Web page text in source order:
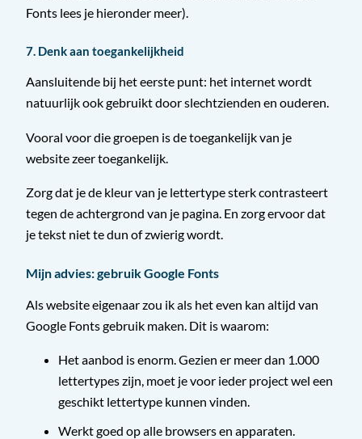
Fonts lees je hieronder meer).
7. Denk aan toegankelijkheid
Aansluitende bij het eerste punt: het internet wordt
natuurlijk ook gebruikt door slechtzienden en ouderen.
Vooral voor die groepen is de toegankelijk van je
website zeer toegankelijk.
Zorg dat je de kleur van je lettertype sterk contrasteert
tegen de achtergrond van je pagina. En zorg ervoor dat
je tekst niet te dun of zwierig wordt.
Mijn advies: gebruik Google Fonts
Als website eigenaar zou ik als het even kan altijd van
Google Fonts gebruik maken. Dit is waarom:
Het aanbod is enorm. Gezien er meer dan 1.000
lettertypes zijn, moet je voor ieder project wel een
geschikt lettertype kunnen vinden.
Werkt goed op alle browsers en apparaten.